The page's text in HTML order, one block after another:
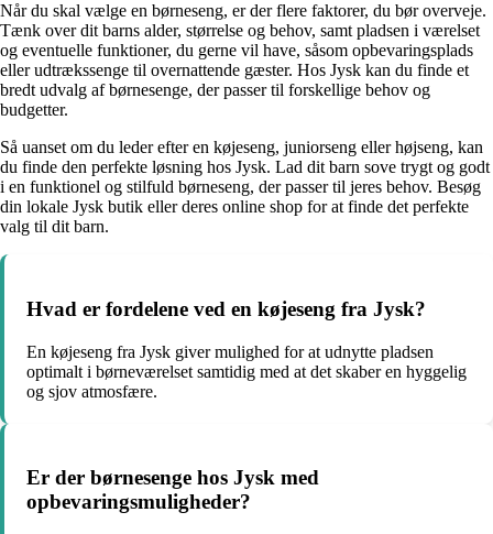
Når du skal vælge en børneseng, er der flere faktorer, du bør overveje.
Tænk over dit barns alder, størrelse og behov, samt pladsen i værelset
og eventuelle funktioner, du gerne vil have, såsom opbevaringsplads
eller udtrækssenge til overnattende gæster. Hos Jysk kan du finde et
bredt udvalg af børnesenge, der passer til forskellige behov og
budgetter.
Så uanset om du leder efter en køjeseng, juniorseng eller højseng, kan
du finde den perfekte løsning hos Jysk. Lad dit barn sove trygt og godt
i en funktionel og stilfuld børneseng, der passer til jeres behov. Besøg
din lokale Jysk butik eller deres online shop for at finde det perfekte
valg til dit barn.
Hvad er fordelene ved en køjeseng fra Jysk?
En køjeseng fra Jysk giver mulighed for at udnytte pladsen
optimalt i børneværelset samtidig med at det skaber en hyggelig
og sjov atmosfære.
Er der børnesenge hos Jysk med
opbevaringsmuligheder?